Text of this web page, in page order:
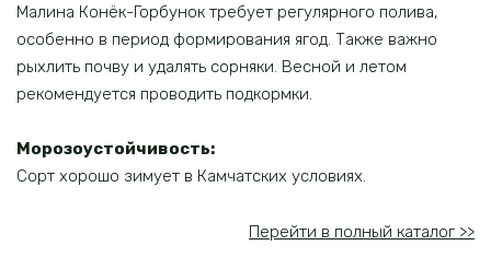
Малина Конёк-Горбунок требует регулярного полива,
особенно в период формирования ягод. Также важно
рыхлить почву и удалять сорняки. Весной и летом
рекомендуется проводить подкормки.
Морозоустойчивость:
Сорт хорошо зимует в Камчатских условиях.
Перейти в полный каталог >>